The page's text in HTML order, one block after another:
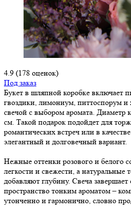
4.9 (178 оценок)
Под заказ
Букет в шляпной коробке включает
гвоздики, лимониум, питтоспорум и
свечой с выбором аромата. Диаметр
см. Такой подарок подойдет для
романтических встреч или в
элегантный и долговечный вариант.
Нежные оттенки розового и белого
легкости и свежести, а натуральные
добавляют глубину. Свеча завершает
пространство тонким ароматом –
утонченно и гармонично, словно